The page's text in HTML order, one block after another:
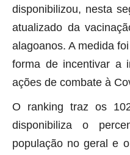
disponibilizou, nesta
atualizado da
alagoanos. A medida
forma de incentivar a
ações de combate à
O ranking traz os
disponibiliza o
população no geral e